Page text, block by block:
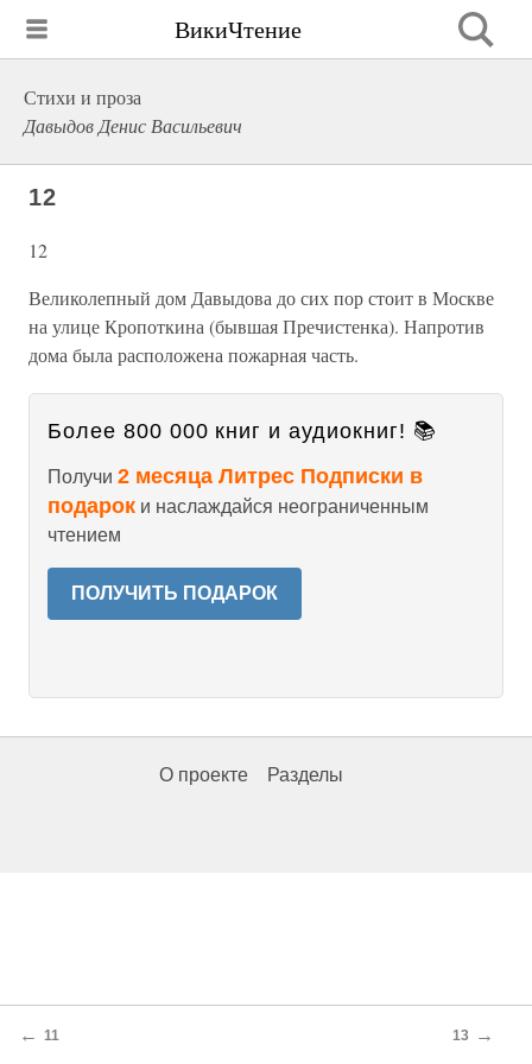
ВикиЧтение
Стихи и проза
Давыдов Денис Васильевич
12
12
Великолепный дом Давыдова до сих пор стоит в Москве
на улице Кропоткина (бывшая Пречистенка). Напротив
дома была расположена пожарная часть.
Более 800 000 книг и аудиокниг! 📚
Получи 2 месяца Литрес Подписки в
подарок и наслаждайся неограниченным
чтением
ПОЛУЧИТЬ ПОДАРОК
О проекте Разделы
← 11 13 →